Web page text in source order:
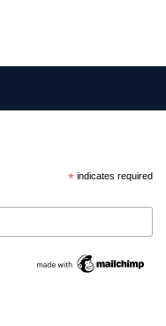
*indicates required